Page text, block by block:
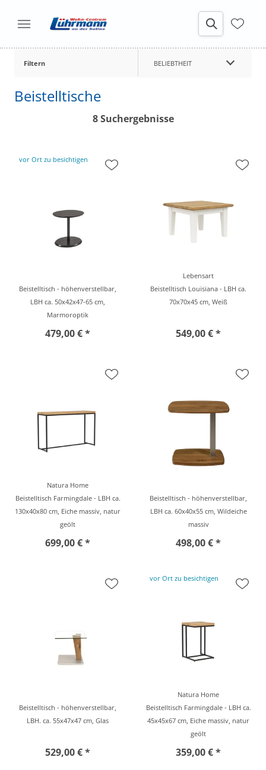
Filtern BELIEBTHEIT
Beistelltische
8 Suchergebnisse
vor Ort zu besichtigen
Beistelltisch - höhenverstellbar,
LBH ca. 50x42x47-65 cm,
Marmoroptik
479,00 € *
Lebensart
Beistelltisch Louisiana - LBH ca.
70x70x45 cm, Weiß
549,00 € *
Natura Home
Beistelltisch Farmingdale - LBH ca.
130x40x80 cm, Eiche massiv, natur
geölt
699,00 € *
Beistelltisch - höhenverstellbar,
LBH ca. 60x40x55 cm, Wildeiche
massiv
498,00 € *
Beistelltisch - höhenverstellbar,
LBH. ca. 55x47x47 cm, Glas
529,00 € *
vor Ort zu besichtigen
Natura Home
Beistelltisch Farmingdale - LBH ca.
45x45x67 cm, Eiche massiv, natur
geölt
359,00 € *